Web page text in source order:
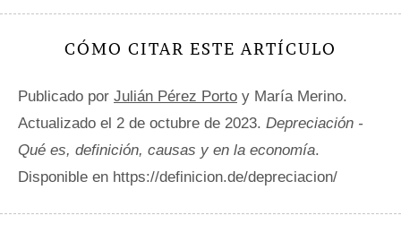
CÓMO CITAR ESTE ARTÍCULO
Publicado por Julián Pérez Porto y María Merino.
Actualizado el 2 de octubre de 2023. Depreciación -
Qué es, definición, causas y en la economía.
Disponible en https://definicion.de/depreciacion/